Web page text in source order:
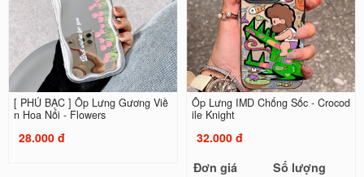
[ PHỦ BẠC ] Ốp Lưng Gương Viề
n Hoa Nổi - Flowers
28.000 đ
Ốp Lưng IMD Chống Sốc - Crocod
ile Knight
32.000 đ
Đơn giá
Số lượng